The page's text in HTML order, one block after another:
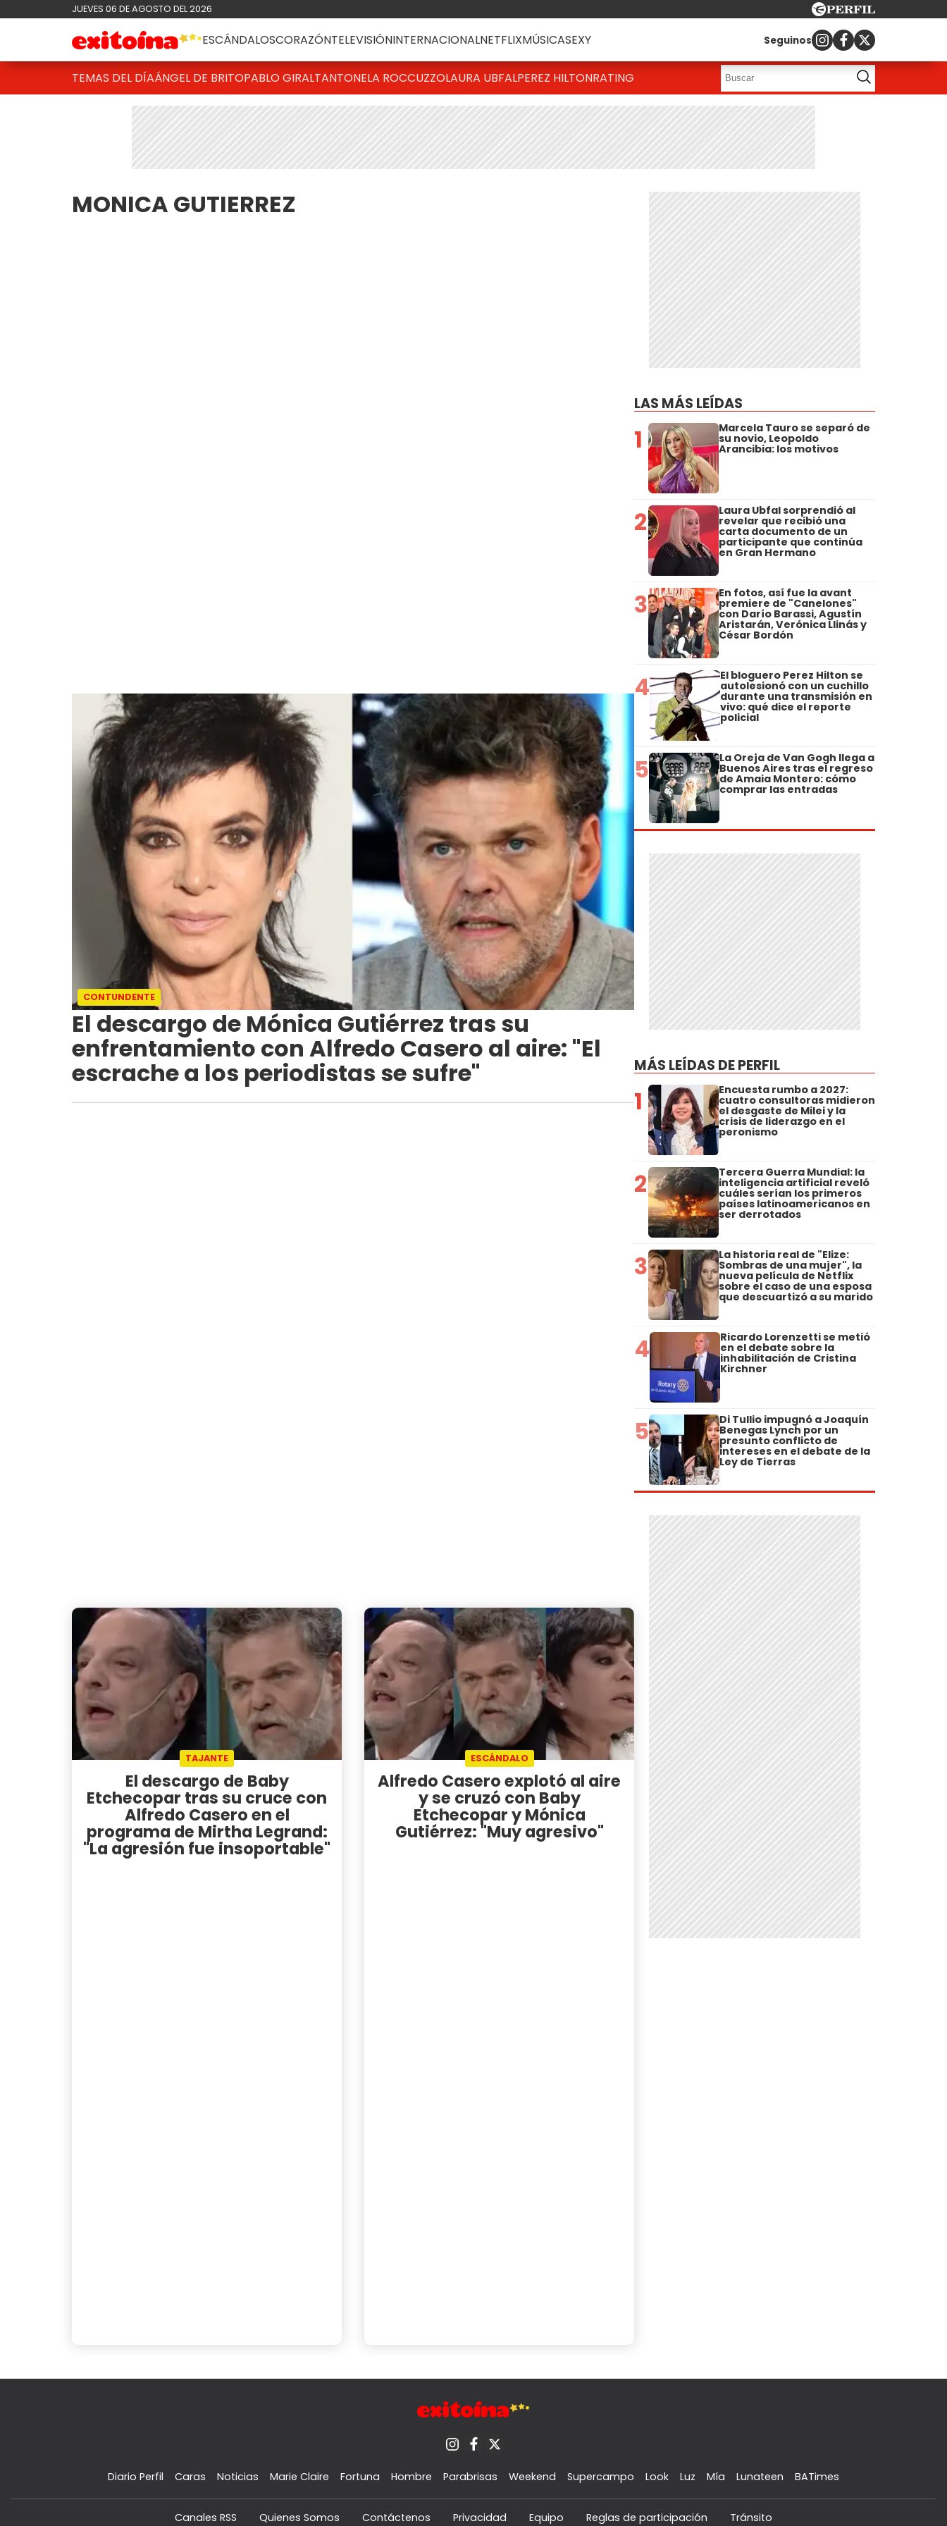
JUEVES 06 DE AGOSTO DEL 2026
ESCÁNDALOSCORAZÓNTELEVISIÓNINTERNACIONALNETFLIXMÚSICASEXY Seguinos
TEMAS DEL DÍAÁNGEL DE BRITOPABLO GIRALTANTONELA ROCCUZZOLAURA UBFALPEREZ HILTONRATING
MONICA GUTIERREZ
CONTUNDENTE
El descargo de Mónica Gutiérrez tras su
enfrentamiento con Alfredo Casero al aire: "El
escrache a los periodistas se sufre"
TAJANTE
El descargo de Baby
Etchecopar tras su cruce con
Alfredo Casero en el
programa de Mirtha Legrand:
"La agresión fue insoportable"
ESCÁNDALO
Alfredo Casero explotó al aire
y se cruzó con Baby
Etchecopar y Mónica
Gutiérrez: "Muy agresivo"
LAS MÁS LEÍDAS
1 Marcela Tauro se separó de
su novio, Leopoldo
Arancibia: los motivos
2 Laura Ubfal sorprendió al
revelar que recibió una
carta documento de un
participante que continúa
en Gran Hermano
3 En fotos, así fue la avant
premiere de "Canelones"
con Darío Barassi, Agustín
Aristarán, Verónica Llinás y
César Bordón
4 El bloguero Perez Hilton se
autolesionó con un cuchillo
durante una transmisión en
vivo: qué dice el reporte
policial
5 La Oreja de Van Gogh llega a
Buenos Aires tras el regreso
de Amaia Montero: cómo
comprar las entradas
MÁS LEÍDAS DE PERFIL
1 Encuesta rumbo a 2027:
cuatro consultoras midieron
el desgaste de Milei y la
crisis de liderazgo en el
peronismo
2 Tercera Guerra Mundial: la
inteligencia artificial reveló
cuáles serían los primeros
países latinoamericanos en
ser derrotados
3 La historia real de "Elize:
Sombras de una mujer", la
nueva película de Netflix
sobre el caso de una esposa
que descuartizó a su marido
4 Ricardo Lorenzetti se metió
en el debate sobre la
inhabilitación de Cristina
Kirchner
5 Di Tullio impugnó a Joaquín
Benegas Lynch por un
presunto conflicto de
intereses en el debate de la
Ley de Tierras
Diario Perfil Caras Noticias Marie Claire Fortuna Hombre Parabrisas Weekend Supercampo Look Luz Mía Lunateen BATimes
Canales RSS Quienes Somos Contáctenos Privacidad Equipo Reglas de participación Tránsito